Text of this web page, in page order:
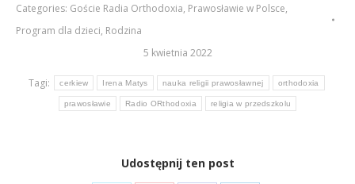
Categories: Goście Radia Orthodoxia, Prawosławie w Polsce,
Program dla dzieci, Rodzina
5 kwietnia 2022
Tagi: cerkiew Irena Matys nauka religii prawosławnej orthodoxia
prawosławie Radio ORthodoxia religia w przedszkolu
Udostępnij ten post